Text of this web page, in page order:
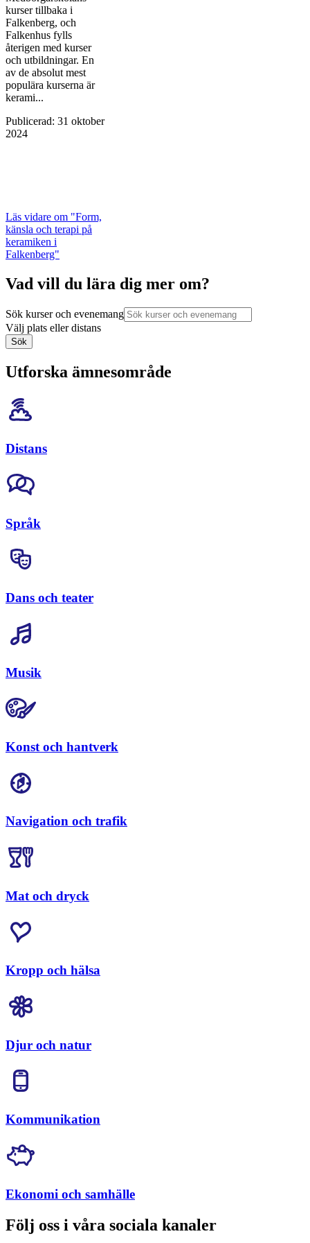
kurser tillbaka i
Falkenberg, och
Falkenhus fylls
återigen med kurser
och utbildningar. En
av de absolut mest
populära kurserna är
kerami...
Publicerad: 31 oktober
2024
Läs vidare om "Form,
känsla och terapi på
keramiken i
Falkenberg"
Vad vill du lära dig mer om?
Sök kurser och evenemang
Välj plats eller distans
Sök
Utforska ämnesområde
Distans
Språk
Dans och teater
Musik
Konst och hantverk
Navigation och trafik
Mat och dryck
Kropp och hälsa
Djur och natur
Kommunikation
Ekonomi och samhälle
Följ oss i våra sociala kanaler